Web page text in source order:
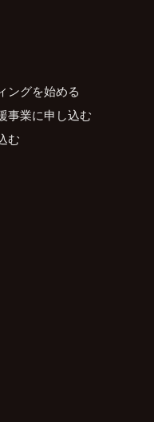
ングを始める
事業に申し込む
む